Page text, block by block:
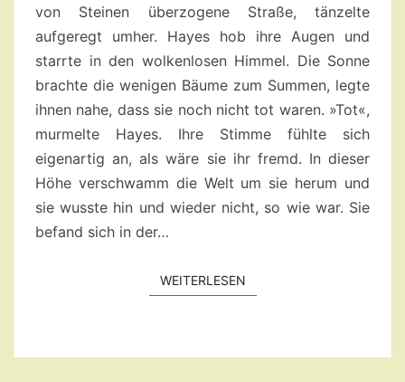
KAPITEL
1
von Steinen überzogene Straße, tänzelte
aufgeregt umher. Hayes hob ihre Augen und
starrte in den wolkenlosen Himmel. Die Sonne
brachte die wenigen Bäume zum Summen, legte
ihnen nahe, dass sie noch nicht tot waren. »Tot«,
murmelte Hayes. Ihre Stimme fühlte sich
eigenartig an, als wäre sie ihr fremd. In dieser
Höhe verschwamm die Welt um sie herum und
sie wusste hin und wieder nicht, so wie war. Sie
befand sich in der…
WEITERLESENWEITERLESEN